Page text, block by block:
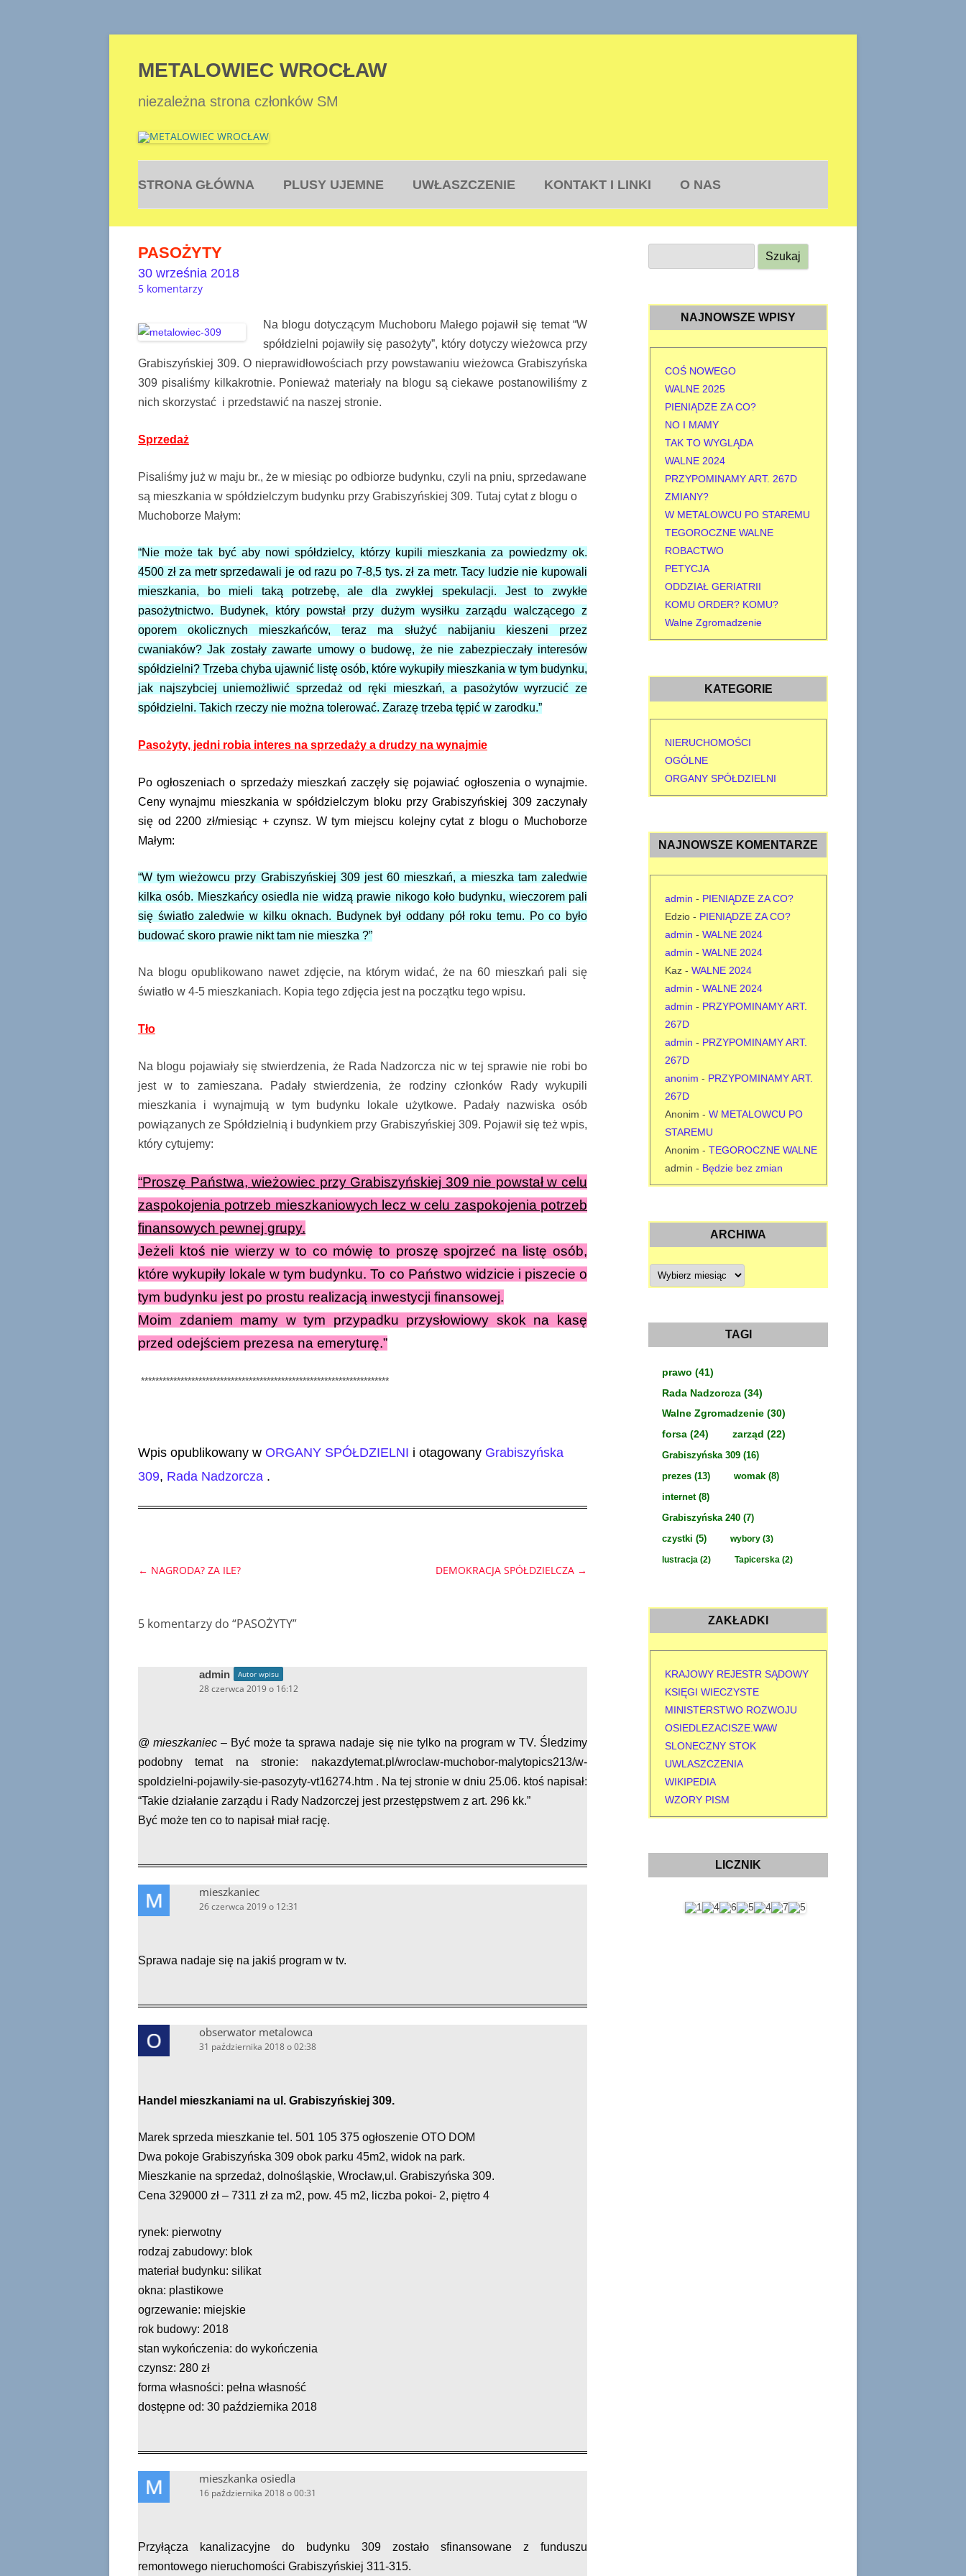
METALOWIEC WROCŁAW
niezależna strona członków SM
Przejdź
treści
STRONA GŁÓWNA PLUSY UJEMNE UWŁASZCZENIE KONTAKT I LINKI O NAS
PASOŻYTY
5 komentarzy
Na blogu dotyczącym Muchoboru Małego pojawił się temat “W
spółdzielni pojawiły się pasożyty”, który dotyczy wieżowca przy
Grabiszyńskiej 309. O nieprawidłowościach przy powstawaniu wieżowca Grabiszyńska
309 pisaliśmy kilkakrotnie. Ponieważ materiały na blogu są ciekawe postanowiliśmy z
nich skorzystać i przedstawić na naszej stronie.
Sprzedaż
Pisaliśmy już w maju br., że w miesiąc po odbiorze budynku, czyli na pniu, sprzedawane
są mieszkania w spółdzielczym budynku przy Grabiszyńskiej 309. Tutaj cytat z blogu o
Muchoborze Małym:
“Nie może tak być aby nowi spółdzielcy, którzy kupili mieszkania za powiedzmy ok.
4500 zł za metr sprzedawali je od razu po 7-8,5 tys. zł za metr. Tacy ludzie nie kupowali
mieszkania, bo mieli taką potrzebę, ale dla zwykłej spekulacji. Jest to zwykłe
pasożytnictwo. Budynek, który powstał przy dużym wysiłku zarządu walczącego z
oporem okolicznych mieszkańców, teraz ma służyć nabijaniu kieszeni przez
cwaniaków? Jak zostały zawarte umowy o budowę, że nie zabezpieczały interesów
spółdzielni? Trzeba chyba ujawnić listę osób, które wykupiły mieszkania w tym budynku,
jak najszybciej uniemożliwić sprzedaż od ręki mieszkań, a pasożytów wyrzucić ze
spółdzielni. Takich rzeczy nie można tolerować. Zarazę trzeba tępić w zarodku.”
Pasożyty, jedni robia interes na sprzedaży a drudzy na wynajmie
Po ogłoszeniach o sprzedaży mieszkań zaczęły się pojawiać ogłoszenia o wynajmie.
Ceny wynajmu mieszkania w spółdzielczym bloku przy Grabiszyńskiej 309 zaczynały
się od 2200 zł/miesiąc + czynsz. W tym miejscu kolejny cytat z blogu o Muchoborze
Małym:
“W tym wieżowcu przy Grabiszyńskiej 309 jest 60 mieszkań, a mieszka tam zaledwie
kilka osób. Mieszkańcy osiedla nie widzą prawie nikogo koło budynku, wieczorem pali
się światło zaledwie w kilku oknach. Budynek był oddany pół roku temu. Po co było
budować skoro prawie nikt tam nie mieszka ?”
Na blogu opublikowano nawet zdjęcie, na którym widać, że na 60 mieszkań pali się
światło w 4-5 mieszkaniach. Kopia tego zdjęcia jest na początku tego wpisu.
Tło
Na blogu pojawiały się stwierdzenia, że Rada Nadzorcza nic w tej sprawie nie robi bo
jest w to zamieszana. Padały stwierdzenia, że rodziny członków Rady wykupili
mieszkania i wynajmują w tym budynku lokale użytkowe. Padały nazwiska osób
powiązanych ze Spółdzielnią i budynkiem przy Grabiszyńskiej 309. Pojawił się też wpis,
który cytujemy:
“Proszę Państwa, wieżowiec przy Grabiszyńskiej 309 nie powstał w celu
zaspokojenia potrzeb mieszkaniowych lecz w celu zaspokojenia potrzeb
finansowych pewnej grupy.
Jeżeli ktoś nie wierzy w to co mówię to proszę spojrzeć na listę osób,
które wykupiły lokale w tym budynku. To co Państwo widzicie i piszecie o
tym budynku jest po prostu realizacją inwestycji finansowej.
Moim zdaniem mamy w tym przypadku przysłowiowy skok na kasę
przed odejściem prezesa na emeryturę.”
*********************************************************************
Wpis opublikowany w ORGANY SPÓŁDZIELNI i otagowany Grabiszyńska
309, Rada Nadzorcza
30 września 2018
.
Nawigacja
← NAGRODA? ZA ILE? DEMOKRACJA SPÓŁDZIELCZA →
5 komentarzy do “PASOŻYTY”
admin Autor wpisu
28 czerwca 2019 o 16:12
@ mieszkaniec – Być może ta sprawa nadaje się nie tylko na program w TV. Śledzimy
podobny temat na stronie: nakazdytemat.pl/wroclaw-muchobor-malytopics213/w-
spoldzielni-pojawily-sie-pasozyty-vt16274.htm . Na tej stronie w dniu 25.06. ktoś napisał:
“Takie działanie zarządu i Rady Nadzorczej jest przestępstwem z art. 296 kk.”
Być może ten co to napisał miał rację.
mieszkaniec
26 czerwca 2019 o 12:31
Sprawa nadaje się na jakiś program w tv.
obserwator metalowca
31 października 2018 o 02:38
Handel mieszkaniami na ul. Grabiszyńskiej 309.
Marek sprzeda mieszkanie tel. 501 105 375 ogłoszenie OTO DOM
Dwa pokoje Grabiszyńska 309 obok parku 45m2, widok na park.
Mieszkanie na sprzedaż, dolnośląskie, Wrocław,ul. Grabiszyńska 309.
Cena 329000 zł – 7311 zł za m2, pow. 45 m2, liczba pokoi- 2, piętro 4
rynek: pierwotny
rodzaj zabudowy: blok
materiał budynku: silikat
okna: plastikowe
ogrzewanie: miejskie
rok budowy: 2018
stan wykończenia: do wykończenia
czynsz: 280 zł
forma własności: pełna własność
dostępne od: 30 października 2018
mieszkanka osiedla
16 października 2018 o 00:31
Przyłącza kanalizacyjne do budynku 309 zostało sfinansowane z funduszu
remontowego nieruchomości Grabiszyńskiej 311-315.
z
k
NAJNOWSZE WPISY
COŚ NOWEGO
WALNE 2025
PIENIĄDZE ZA CO?
NO I MAMY
TAK TO WYGLĄDA
WALNE 2024
PRZYPOMINAMY ART. 267D
ZMIANY?
W METALOWCU PO STAREMU
TEGOROCZNE WALNE
ROBACTWO
PETYCJA
ODDZIAŁ GERIATRII
KOMU ORDER? KOMU?
Walne Zgromadzenie
KATEGORIE
NIERUCHOMOŚCI
OGÓLNE
ORGANY SPÓŁDZIELNI
NAJNOWSZE KOMENTARZE
admin - PIENIĄDZE ZA CO?
Edzio - PIENIĄDZE ZA CO?
admin - WALNE 2024
admin - WALNE 2024
Kaz - WALNE 2024
admin - WALNE 2024
admin - PRZYPOMINAMY ART.
267D
admin - PRZYPOMINAMY ART.
267D
anonim - PRZYPOMINAMY ART.
267D
Anonim - W METALOWCU PO
STAREMU
Anonim - TEGOROCZNE WALNE
admin - Będzie bez zmian
ARCHIWA
A
c
TAGI
prawo (41)
Rada Nadzorcza (34)
Walne Zgromadzenie (30)
forsa (24) zarząd (22)
Grabiszyńska 309 (16)
prezes (13) womak (8)
internet(8)
Grabiszyńska 240 (7)
czystki (5) wybory (3)
lustracja (2) Tapicerska (2)
ZAKŁADKI
KRAJOWY REJESTR SĄDOWY
KSIĘGI WIECZYSTE
MINISTERSTWO ROZWOJU
OSIEDLEZACISZE.WAW
SLONECZNY STOK
UWLASZCZENIA
WIKIPEDIA
WZORY PISM
LICZNIK